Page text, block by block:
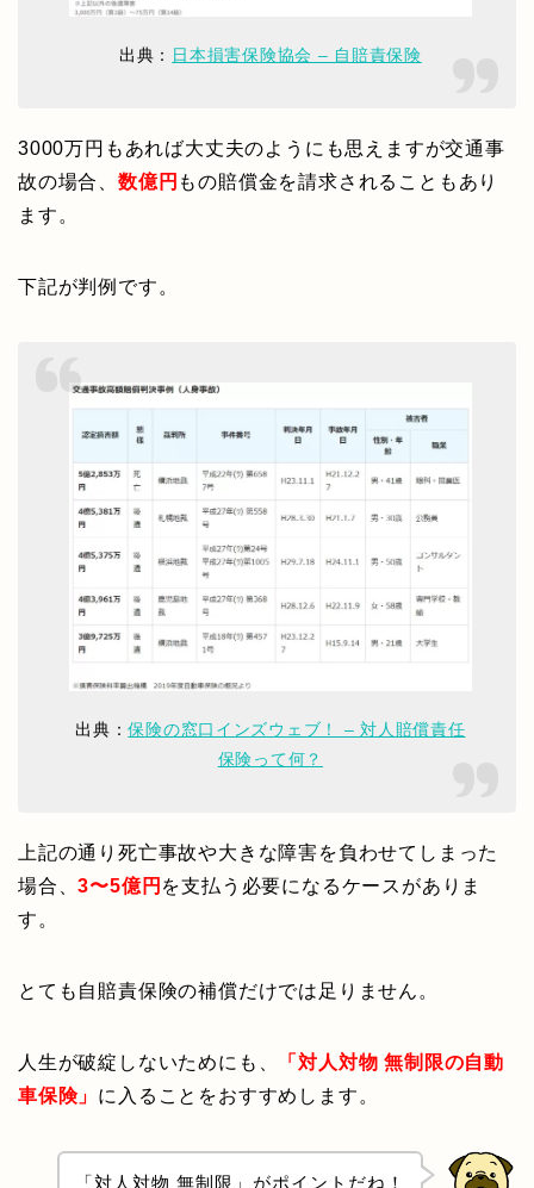
出典： 日本損害保険協会 – 自賠責保険
3000万円もあれば大丈夫のようにも思えますが交通事
故の場合、 数億円 もの賠償金を請求されることもあり
ます。
下記が判例です。
出典：保険の窓口インズウェブ！ – 対人賠償責任
保険って何？
上記の通り死亡事故や大きな障害を負わせてしまった
場合、3〜5億円 を支払う必要になるケースがありま
す。
とても自賠責保険の補償だけでは足りません。
人生が破綻しないためにも、
「対人対物 無制限の自動
車保険」 に入ることをおすすめします。
「対人対物 無制限」がポイントだね！